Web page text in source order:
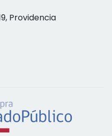
Providencia